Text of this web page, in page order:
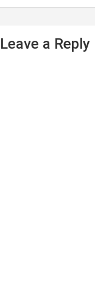
Leave a Reply